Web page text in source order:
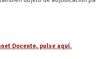
Docente, pulse aquí.